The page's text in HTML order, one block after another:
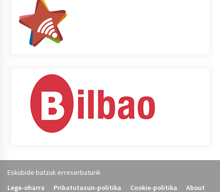
Eskubide batzuk erreserbaturik
Lege-oharra
Pribatutasun-politika Cookie-politika About